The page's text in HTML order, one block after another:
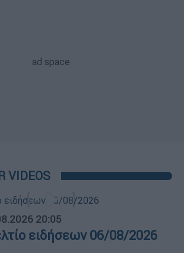
VIDEOS
20:05
ειδήσεων 06/08/2026